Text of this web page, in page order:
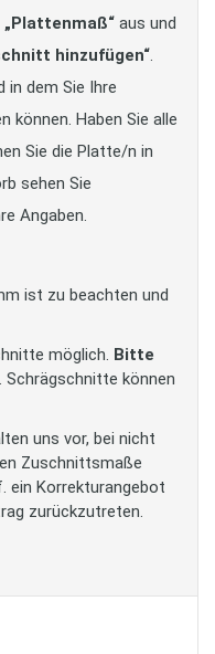
„Plattenmaß“ aus und
hinzufügen“.
dem Sie Ihre
können. Haben Sie alle
Sie die Platte/n in
sehen Sie
Angaben.
ist zu beachten und
möglich. Bitte
. Schrägschnitte können
uns vor, bei nicht
Zuschnittsmaße
ein Korrekturangebot
zurückzutreten.